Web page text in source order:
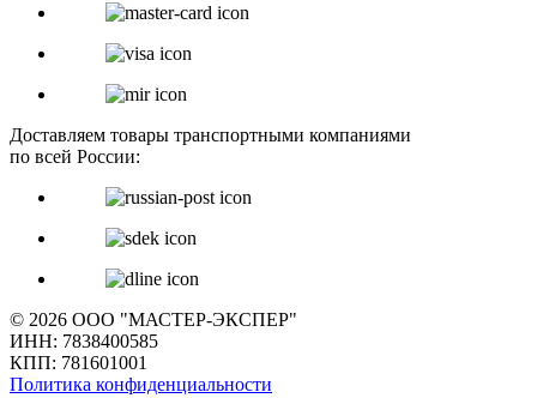
Доставляем товары транспортными компаниями
по всей России:
© 2026 ООО "МАСТЕР-ЭКСПЕР"
ИНН: 7838400585
КПП: 781601001
Политика конфиденциальности